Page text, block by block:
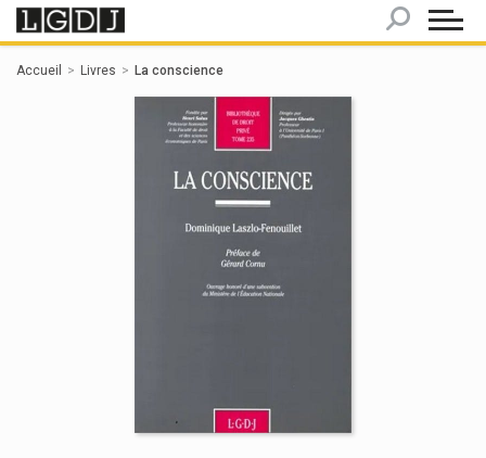
Accueil Livres La conscience
Panneau de gestion des cookies